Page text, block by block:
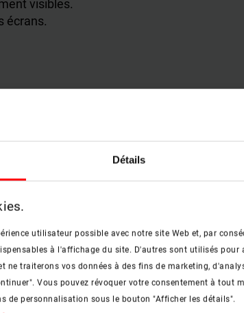
Détails
utilisateur possible avec notre site Web et, par
à l'affichage du site. D'autres sont utilisés pour
ne traiterons vos données à des fins de marketing,
Vous pouvez révoquer votre consentement à tout
de personnalisation sous le bouton "Afficher les détails".
visibles.
écrans.
les images.
d’écran.
parlé.
son.
× 44 pixels.